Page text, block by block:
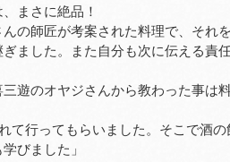
まさに絶品！
んの師匠が考案された料理で、それ
ました。また自分も次に伝える責
遊のオヤジさんから教わった事は
て行ってもらいました。そこで酒
びました」